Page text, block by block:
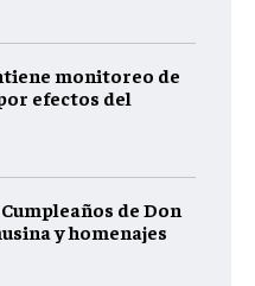
monitoreo de
efectos del
de Don
y homenajes